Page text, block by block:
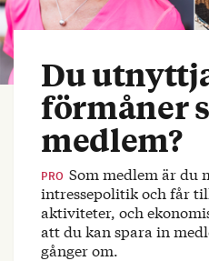
Du
förmåner
medlem?
PRO Som medlem är du
intressepolitik och får
aktiviteter, och
att du kan spara in
gånger om.